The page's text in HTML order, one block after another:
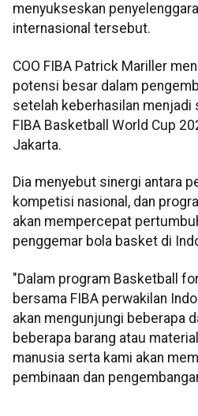
menyukseskan
internasional tersebut.
COO FIBA Patrick Mariller
potensi besar dalam
setelah keberhasilan menjadi
FIBA Basketball World Cup
Jakarta.
Dia menyebut sinergi antara
kompetisi nasional, dan
akan mempercepat
penggemar bola basket di
"Dalam program Basketball
bersama FIBA perwakilan
akan mengunjungi beberapa
beberapa barang atau
manusia serta kami akan
pembinaan dan